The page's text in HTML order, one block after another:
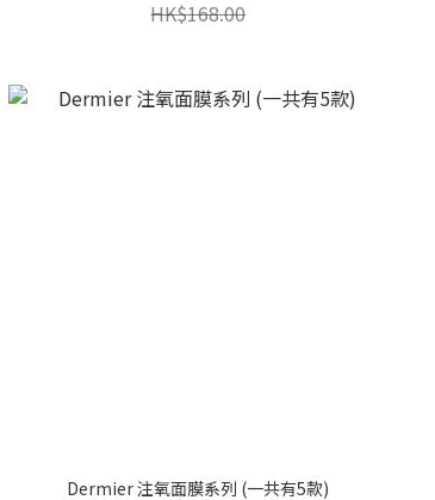
HK$168.00
Dermier 注氧面膜系列 (一共有5款)